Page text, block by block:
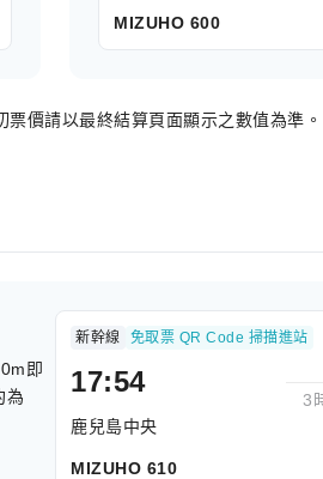
MIZUHO 600
價請以最終結算頁面顯示之數值為準。
即
為
新幹線 免取票 QR Code 掃描進站
17:54
3
鹿兒島中央
MIZUHO 610